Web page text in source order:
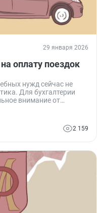
29 января 2026
оплату поездок
нужд сейчас не
Для бухгалтерии
внимание от
в командировках,
и для служебных 2 159